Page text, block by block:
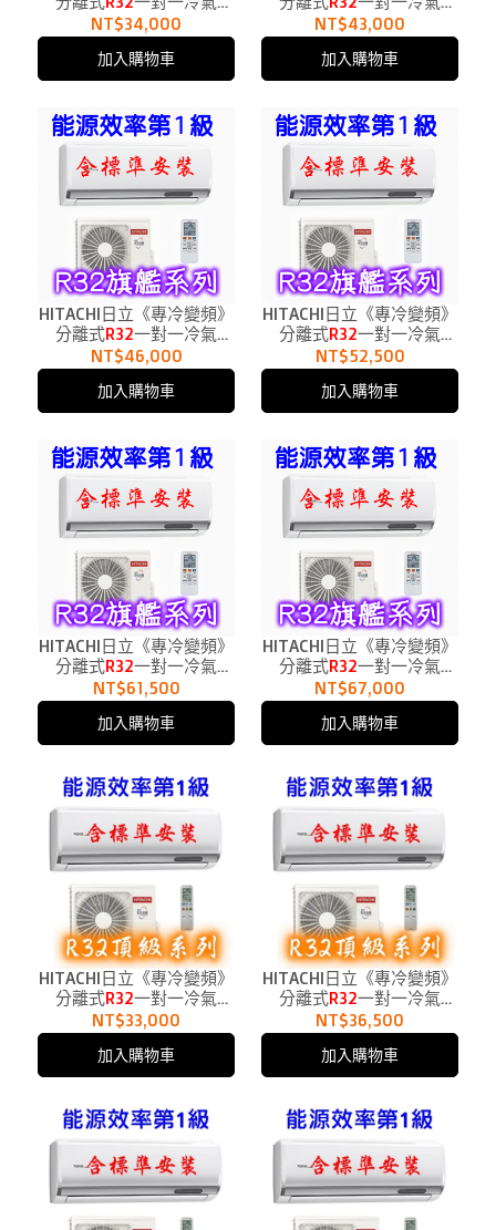
RAC-28QP、RAS-28HQP1
適用5坪
NT$34,000
加入購物車
RAC-36QP、RAS-36HQP1
適用6坪
NT$43,000
加入購物車
HITACHI日立《專冷變頻》
分離式R32一對一冷氣
RAC-40QP、RAS-
40HQP1適用6.5坪
NT$46,000
加入購物車
HITACHI日立《專冷變頻》
分離式R32一對一冷氣
RAC-50QP、RAS-50HQP1
適用8.5坪
NT$52,500
加入購物車
HITACHI日立《專冷變頻》
分離式R32一對一冷氣
RAC-63QP、RAS-63HQP1
適用10.5坪
NT$61,500
加入購物車
HITACHI日立《專冷變頻》
分離式R32一對一冷氣
RAC-71QP、RAS-71HQP1
適用12坪
NT$67,000
加入購物車
HITACHI日立《專冷變頻》
分離式R32一對一冷氣
RAC-22JP、RAS-22NJP1
適用3.5坪
NT$33,000
加入購物車
HITACHI日立《專冷變頻》
分離式R32一對一冷氣
RAC-28JP、RAS-28NJP1
適用5坪
NT$36,500
加入購物車